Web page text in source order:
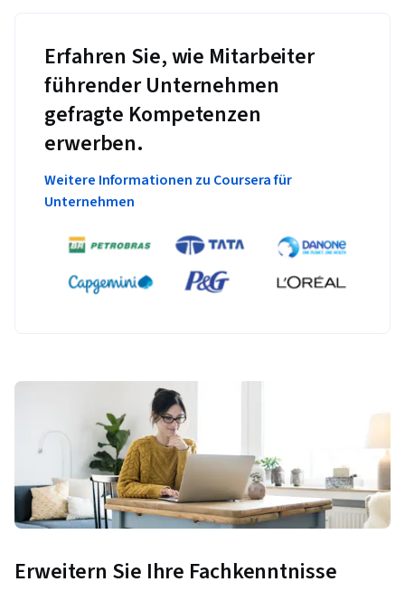
Erfahren Sie, wie Mitarbeiter
führender Unternehmen
gefragte Kompetenzen
erwerben.
Weitere Informationen zu Coursera für
Unternehmen
Erweitern Sie Ihre Fachkenntnisse